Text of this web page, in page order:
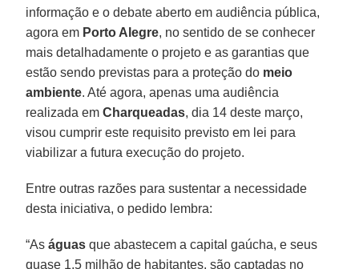
informação e o debate aberto em audiência pública,
agora em Porto Alegre, no sentido de se conhecer
mais detalhadamente o projeto e as garantias que
estão sendo previstas para a proteção do meio
ambiente. Até agora, apenas uma audiência
realizada emCharqueadas, dia 14 deste março,
visou cumprir este requisito previsto em lei para
viabilizar a futura execução do projeto.
Entre outras razões para sustentar a necessidade
desta iniciativa, o pedido lembra:
“Aságuas que abastecem a capital gaúcha, e seus
quase 1,5 milhão de habitantes, são captadas no